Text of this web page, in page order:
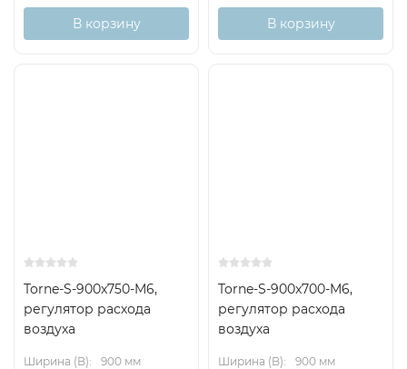
В корзину В корзину
Torne-S-900x750-M6,
регулятор расхода
воздуха
Ширина (B):
900 мм
Torne-S-900x700-M6,
регулятор расхода
воздуха
Ширина (B):
900 мм